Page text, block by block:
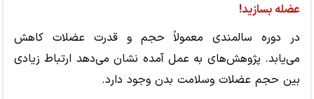
عضله بسازید!
در دوره سالمندی معمولاً حجم و قدرت عضلات کاهش
می‌یابد. پژوهش‌های به عمل آمده نشان می‌دهد ارتباط زیادی
بین حجم عضلات وسلامت بدن وجود دارد.